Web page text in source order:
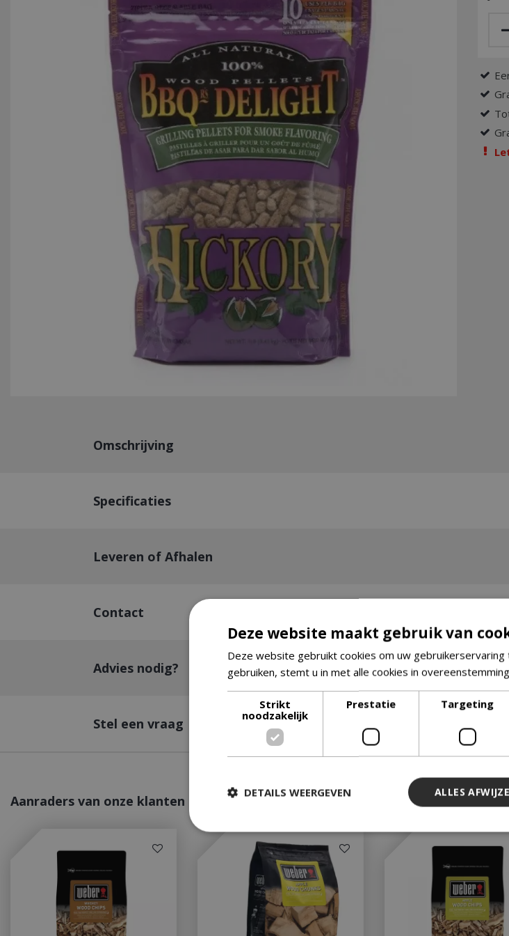
Omschrijving
Specificaties
Leveren of Afhalen
Contact
Advies nodig?
Stel een vraag
Aanraders van onze klanten
Deze website maakt gebruik van
Deze website gebruikt cookies om uw
gebruiken, stemt u in met alle cookies in
Strikt
noodzakelijk
Prestatie Targeting
ALLES
DETAILS WEERGEVEN
Strikt noodzakelijk
Strikt noodzakelijke cookies maken de kernfunctionaliteiten van de
accountbeheer. De website kan niet goed worden gebruikt zonder de
Vervaldatum